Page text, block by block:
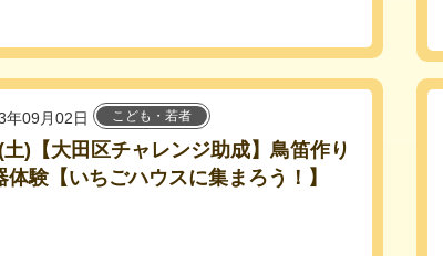
年09月02日 こども・若者
)【大田区チャレンジ助成】鳥笛作り
体験【いちごハウスに集まろう！】